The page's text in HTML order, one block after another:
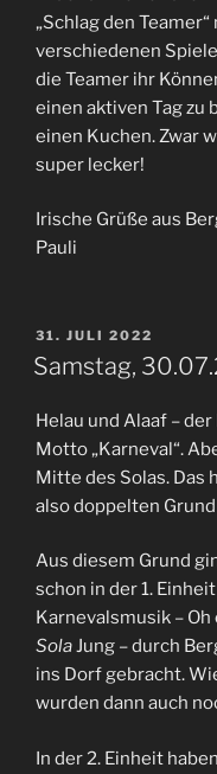
„Schlag den
verschiedenen
die Teamer ihr
einen aktiven Tag zu
einen Kuchen. Zwar
super lecker!
Irische Grüße aus
Pauli
VERÖFFENTLICHT
AM
31. JULI 2022
Samstag,
Helau und Alaaf –
Motto „Karneval“.
Mitte des Solas. Das
also doppelten
Aus diesem Grund
schon in der 1.
Karnevalsmusik – Oh
SolaJung – durch
ins Dorf gebracht.
wurden dann auch
In der 2. Einheit